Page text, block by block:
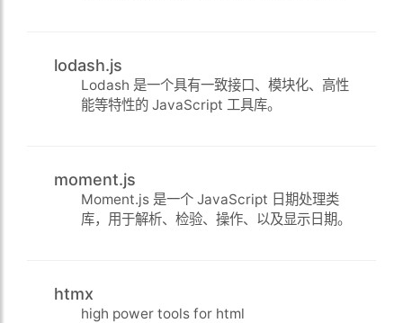
lodash.js
Lodash 是一个具有一致接口、模块化、高性
能等特性的 JavaScript 工具库。
moment.js
Moment.js 是一个 JavaScript 日期处理类
库，用于解析、检验、操作、以及显示日期。
htmx
high power tools for html